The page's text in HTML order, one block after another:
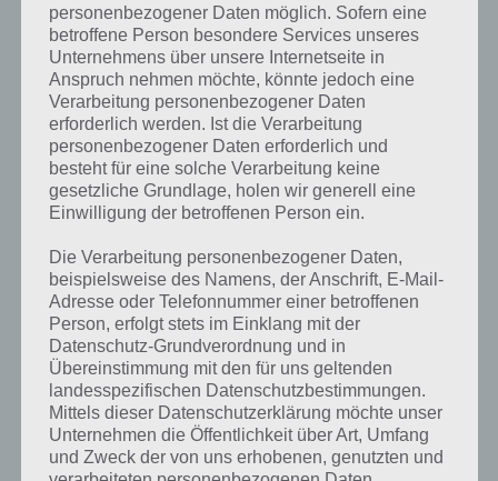
personenbezogener Daten möglich. Sofern eine
betroffene Person besondere Services unseres
Unternehmens über unsere Internetseite in
Anspruch nehmen möchte, könnte jedoch eine
Verarbeitung personenbezogener Daten
erforderlich werden. Ist die Verarbeitung
personenbezogener Daten erforderlich und
besteht für eine solche Verarbeitung keine
gesetzliche Grundlage, holen wir generell eine
Einwilligung der betroffenen Person ein.
Die Verarbeitung personenbezogener Daten,
beispielsweise des Namens, der Anschrift, E-Mail-
Adresse oder Telefonnummer einer betroffenen
Person, erfolgt stets im Einklang mit der
Datenschutz-Grundverordnung und in
Übereinstimmung mit den für uns geltenden
landesspezifischen Datenschutzbestimmungen.
Mittels dieser Datenschutzerklärung möchte unser
Unternehmen die Öffentlichkeit über Art, Umfang
und Zweck der von uns erhobenen, genutzten und